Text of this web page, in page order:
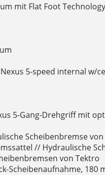
mit Flat Foot Technology
5-speed internal w/
5-Gang-Drehgriff mit
Scheibenbremse
// Hydraulische
von Tektro
Scheibenaufnahme, 180